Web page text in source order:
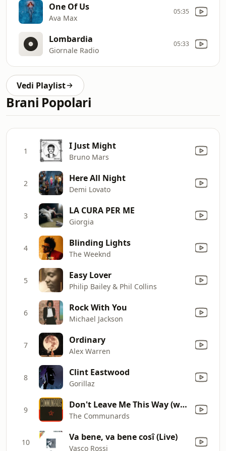
One Of Us
Ava Max
05:35
Lombardia
Giornale Radio
05:33
Vedi Playlist
Brani Popolari
1 I Just Might
Bruno Mars
2 Here All Night
Demi Lovato
3 LA CURA PER ME
Giorgia
4 Blinding Lights
The Weeknd
5 Easy Lover
Philip Bailey & Phil Collins
6 Rock With You
Michael Jackson
7 Ordinary
Alex Warren
8 Clint Eastwood
Gorillaz
9 Don't Leave Me This Way (with Sarah Jane Morris) [feat. Sarah Jane Morris]
The Communards
10 Va bene, va bene cosî (Live)
Vasco Rossi